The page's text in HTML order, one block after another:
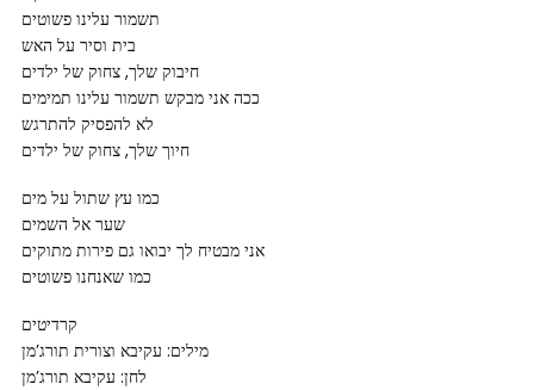
תשמור עלינו פשוטים
בית וסיר על האש
חיבוק שלך, צחוק של ילדים
ככה אני מבקש תשמור עלינו תמימים
לא להפסיק להתרגש
חיוך שלך, צחוק של ילדים
כמו עץ שתול על מים
שער אל השמים
אני מבטיח לך יבואו גם פירות מתוקים
כמו שאנחנו פשוטים
קרדיטים
מילים: עקיבא וצורית תורג’מן
לחן: עקיבא תורג’מן